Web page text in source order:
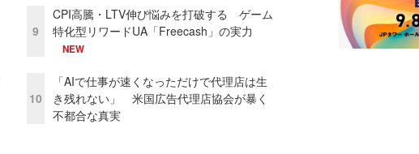
9
CPI高騰・LTV伸び悩みを打破する ゲーム
特化型リワードUA「Freecash」の実力
NEW
10
「AIで仕事が速くなっただけで代理店は生
き残れない」 米国広告代理店協会が暴く
不都合な真実